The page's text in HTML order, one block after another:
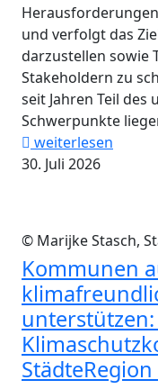
und verfolgt das
darzustellen sowie
Stakeholdern zu
seit Jahren Teil
Schwerpunkte
weiterlesen
30. Juli 2026
© Marijke Stasch,
Kommunen